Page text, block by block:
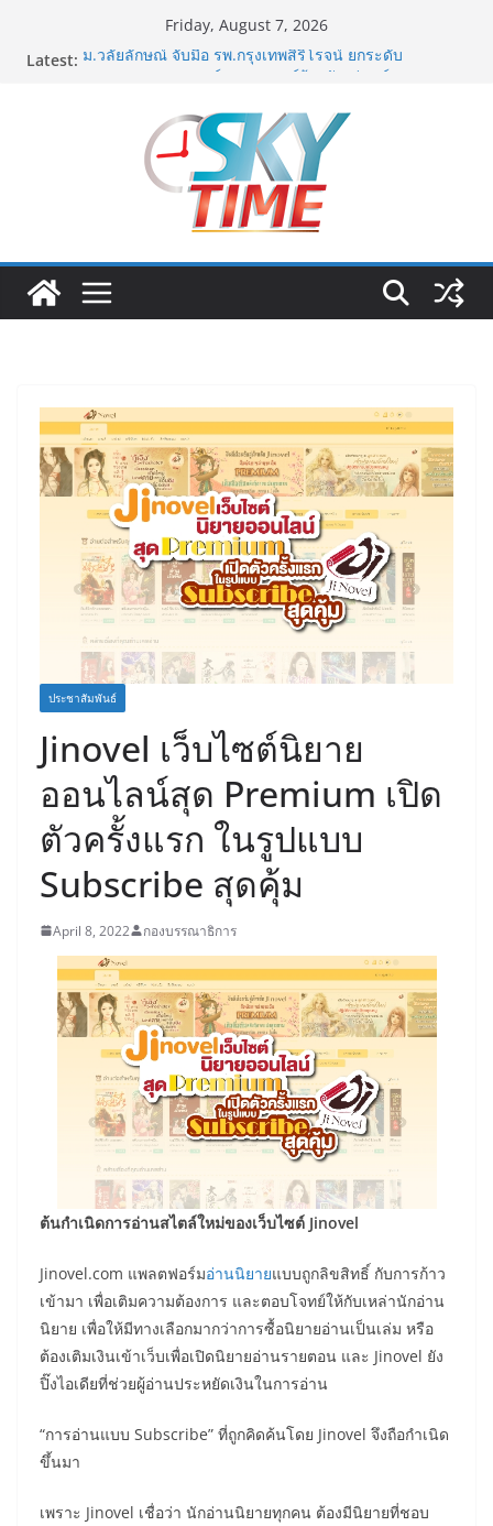
Friday, August 7, 2026
Latest: ม.วลัยลักษณ์ จับมือ รพ.กรุงเทพสิริโรจน์ ยกระดับ
มทร.กรุงเทพ โต้ข่าวเท็จยันดำเนินงานตามธรรมาภิบาล
แจงชัด MOU–หลักสูตร–วีซ่าถูกต้องตามกฎหมาย พร้อมจ่อ
ดำเนินคดีผู้บิดเบือนข้อมูล
ฟุตซอลไทย พ่าย รัสเซีย 1-7 ส่งท้ายรายการ คอนติเนนทัล
ฟุตซอล แชมเปี้ยนชิพ 2026
ททท. เดินหน้ารุกตลาด Corporate Travel ดึงเอเย่นต์กว่า
52 บริษัท ทดสอบเส้นทางท่องเที่ยว Corporate ยกระดับ
ภาคตะวันออกสู่จุดหมายปลายทางคุณภาพ
ททท. ต้อนรับเที่ยวบินปฐมฤกษ์สายการบิน TransNusa
Airlines เส้นทางจาการ์ตา-กรุงเทพฯ เสริม Air
ประชาสัมพันธ์
Jinovel เว็บไซต์นิยาย
ออนไลน์สุด Premium เปิด
ตัวครั้งแรก ในรูปแบบ
Subscribe สุดคุ้ม
April 8, 2022 กองบรรณาธิการ
ต้นกำเนิดการอ่านสไตล์ใหม่ของเว็บไซต์ Jinovel
Jinovel.com แพลตฟอร์มอ่านนิยายแบบถูกลิขสิทธิ์ กับการก้าว
เข้ามา เพื่อเติมความต้องการ และตอบโจทย์ให้กับเหล่านักอ่าน
นิยาย เพื่อให้มีทางเลือกมากว่าการซื้อนิยายอ่านเป็นเล่ม หรือ
ต้องเติมเงินเข้าเว็บเพื่อเปิดนิยายอ่านรายตอน และ Jinovel ยัง
ปิ๊งไอเดียที่ช่วยผู้อ่านประหยัดเงินในการอ่าน
“การอ่านแบบ Subscribe” ที่ถูกคิดค้นโดย Jinovel จึงถือกำเนิด
ขึ้นมา
เพราะ Jinovel เชื่อว่า นักอ่านนิยายทุกคน ต้องมีนิยายที่ชอบ